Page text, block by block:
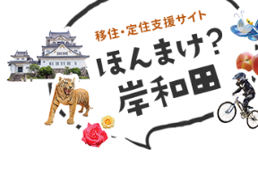
の
先
メニューを飛ばして本